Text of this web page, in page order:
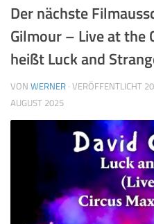
Der nächste
Gilmour – Live at the
heißt Luck and
VON WERNER · VERÖFFENTLICHT
AUGUST 2025